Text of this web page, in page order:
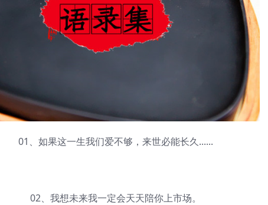
01、如果这一生我们爱不够，来世必能长久......
02、我想未来我一定会天天陪你上市场。